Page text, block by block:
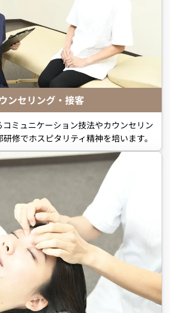
ンセリング・接客
ミュニケーション技法やカウンセリン
修でホスピタリティ精神を培います。